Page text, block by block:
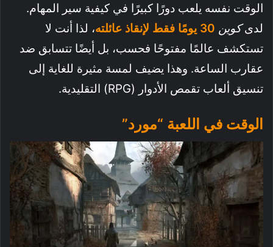
الوقت نفسه يلعب دورًا كبيرًا في كيفية سير المهام.
لدىكوين 30 يومًا فقط لإنقاذ عائلته
، لذا أنت لا
تستكشف عالمًا مفتوحًا فحسب، بل أيضًا تتسابق ضد
عقارب الساعة. وهذا يضيف لمسة مثيرة للغاية إلى
تنسيق ألعاب تقمص الأدوار (RPG) التقليدية.
الوقت في اللعبة “مورد”